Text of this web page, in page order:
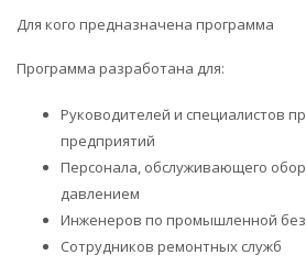
Для кого предназначена программа
Программа разработана для:
Руководителей и специалистов
предприятий
Персонала, обслуживающего
давлением
Инженеров по промышленной
Сотрудников ремонтных служб